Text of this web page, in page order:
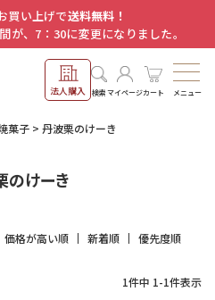
買い上げで送料無料！
が、7：30に変更になりました。
法人購入 検索マイページカート メニュー
菓子 丹波栗のけーき
のけーき
価格が高い順 新着順 優先度順
1件中 1-1件表示